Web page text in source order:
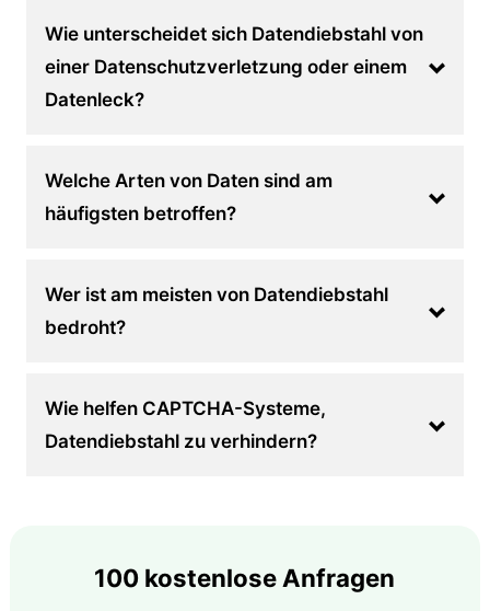
Wie unterscheidet sich Datendiebstahl von
einer Datenschutzverletzung oder einem
Datenleck?
Welche Arten von Daten sind am
häufigsten betroffen?
Wer ist am meisten von Datendiebstahl
bedroht?
Wie helfen CAPTCHA-Systeme,
Datendiebstahl zu verhindern?
100 kostenlose Anfragen